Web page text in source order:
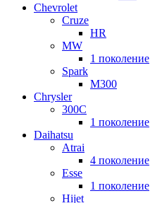
Chevrolet
Cruze
HR
MW
1 поколение
Spark
M300
Chrysler
300C
1 поколение
Daihatsu
Atrai
4 поколение
Esse
1 поколение
Hijet